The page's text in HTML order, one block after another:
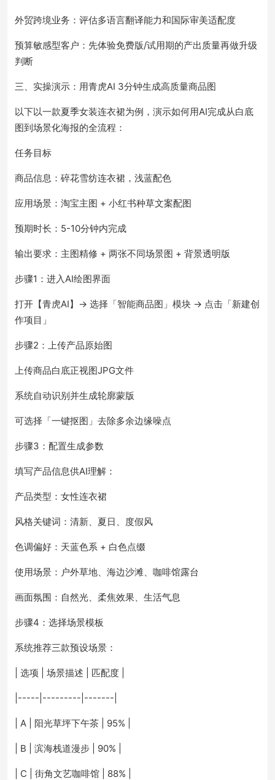
外贸跨境业务：评估多语言翻译能力和国际审美适配度
预算敏感型客户：先体验免费版/试用期的产出质量再做升级
判断
三、实操演示：用青虎AI 3分钟生成高质量商品图
以下以一款夏季女装连衣裙为例，演示如何用AI完成从白底
图到场景化海报的全流程：
任务目标
商品信息：碎花雪纺连衣裙，浅蓝配色
应用场景：淘宝主图 + 小红书种草文案配图
预期时长：5-10分钟内完成
输出要求：主图精修 + 两张不同场景图 + 背景透明版
步骤1：进入AI绘图界面
打开【青虎AI】→ 选择「智能商品图」模块 → 点击「新建创
作项目」
步骤2：上传产品原始图
上传商品白底正视图JPG文件
系统自动识别并生成轮廓蒙版
可选择「一键抠图」去除多余边缘噪点
步骤3：配置生成参数
填写产品信息供AI理解：
产品类型：女性连衣裙
风格关键词：清新、夏日、度假风
色调偏好：天蓝色系 + 白色点缀
使用场景：户外草地、海边沙滩、咖啡馆露台
画面氛围：自然光、柔焦效果、生活气息
步骤4：选择场景模板
系统推荐三款预设场景：
| 选项 | 场景描述 | 匹配度 |
|-----|---------|-------|
| A | 阳光草坪下午茶 | 95% |
| B | 滨海栈道漫步 | 90% |
| C | 街角文艺咖啡馆 | 88% |